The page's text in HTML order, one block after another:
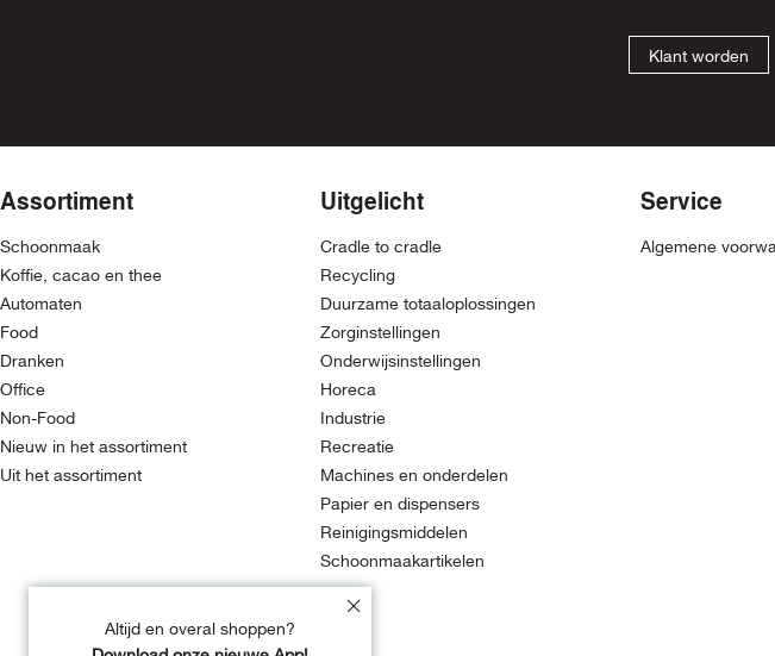
Klant worden
Assortiment
Schoonmaak
Koffie, cacao en thee
Automaten
Food
Dranken
Office
Non-Food
Nieuw in het assortiment
Uit het assortiment
Uitgelicht
Cradle to cradle
Recycling
Duurzame totaaloplossingen
Zorginstellingen
Onderwijsinstellingen
Horeca
Industrie
Recreatie
Machines en onderdelen
Papier en dispensers
Reinigingsmiddelen
Schoonmaakartikelen
Service
Algemene
Altijd en overal shoppen?